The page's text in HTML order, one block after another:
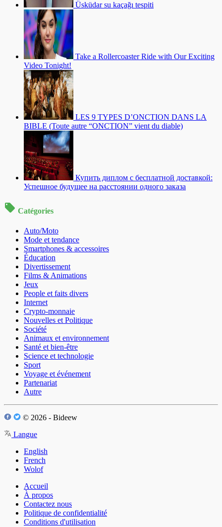
Üsküdar su kaçağı tespiti
Take a Rollercoaster Ride with Our Exciting
Video Tonight!
LES 9 TYPES D’ONCTION DANS LA
BIBLE (Toute autre “ONCTION” vient du diable)
Купить диплом с бесплатной доставкой:
Успешное будущее на расстоянии одного заказа
Catégories
Auto/Moto
Mode et tendance
Smartphones & accessoires
Éducation
Divertissement
Films & Animations
Jeux
People et faits divers
Internet
Crypto-monnaie
Nouvelles et Politique
Société
Animaux et environnement
Santé et bien-être
Science et technologie
Sport
Voyage et événement
Partenariat
Autre
© 2026 - Bideew
Langue
English
French
Wolof
Accueil
À propos
Contactez nous
Politique de confidentialité
Conditions d'utilisation